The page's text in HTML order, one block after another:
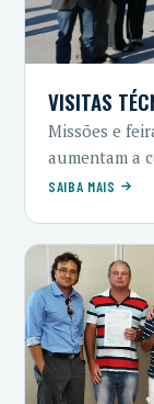
VISITAS
Missões e
aumentam a
SAIBA MAIS